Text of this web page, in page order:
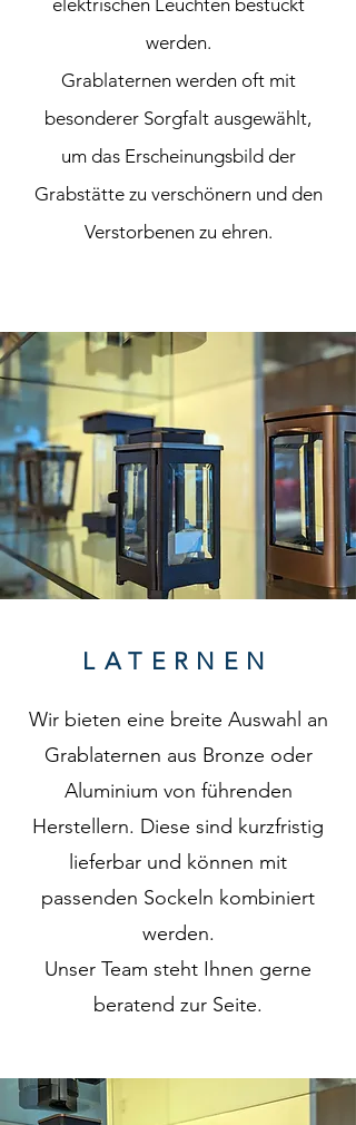
elektrischen Leuchten bestückt
werden.
Grablaternen werden oft mit
besonderer Sorgfalt ausgewählt,
um das Erscheinungsbild der
Grabstätte zu verschönern und den
Verstorbenen zu ehren.
LATERNEN
Wir bieten eine breite Auswahl an
Grablaternen aus Bronze oder
Aluminium von führenden
Herstellern. Diese sind kurzfristig
lieferbar und können mit
passenden Sockeln kombiniert
werden.
Unser Team steht Ihnen gerne
beratend zur Seite.